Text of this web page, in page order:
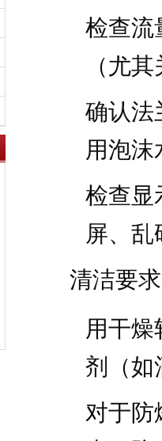
检查流
（尤
确认法
用泡沫
检查显
屏、乱
清洁要求
用干燥
剂（如
对于防